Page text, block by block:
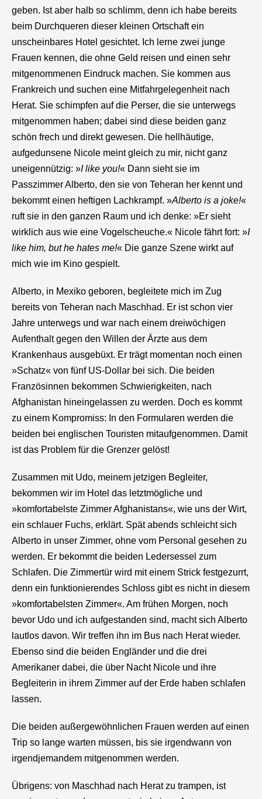
geben. Ist aber halb so schlimm, denn ich habe bereits
beim Durchqueren dieser kleinen Ortschaft ein
unscheinbares Hotel gesichtet. Ich lerne zwei junge
Frauen kennen, die ohne Geld reisen und einen sehr
mitgenommenen Eindruck machen. Sie kommen aus
Frankreich und suchen eine Mitfahrgelegenheit nach
Herat. Sie schimpfen auf die Perser, die sie unterwegs
mitgenommen haben; dabei sind diese beiden ganz
schön frech und direkt gewesen. Die hellhäutige,
aufgedunsene Nicole meint gleich zu mir, nicht ganz
uneigennützig: »I like you!« Dann sieht sie im
Passzimmer Alberto, den sie von Teheran her kennt und
bekommt einen heftigen Lachkrampf. »Alberto is a joke!«
ruft sie in den ganzen Raum und ich denke: »Er sieht
wirklich aus wie eine Vogelscheuche.« Nicole fährt fort: »I
like him, but he hates me!« Die ganze Szene wirkt auf
mich wie im Kino gespielt.
Alberto, in Mexiko geboren, begleitete mich im Zug
bereits von Teheran nach Maschhad. Er ist schon vier
Jahre unterwegs und war nach einem dreiwöchigen
Aufenthalt gegen den Willen der Ärzte aus dem
Krankenhaus ausgebüxt. Er trägt momentan noch einen
»Schatz« von fünf US-Dollar bei sich. Die beiden
Französinnen bekommen Schwierigkeiten, nach
Afghanistan hineingelassen zu werden. Doch es kommt
zu einem Kompromiss: In den Formularen werden die
beiden bei englischen Touristen mitaufgenommen. Damit
ist das Problem für die Grenzer gelöst!
Zusammen mit Udo, meinem jetzigen Begleiter,
bekommen wir im Hotel das letztmögliche und
»komfortabelste Zimmer Afghanistans«, wie uns der Wirt,
ein schlauer Fuchs, erklärt. Spät abends schleicht sich
Alberto in unser Zimmer, ohne vom Personal gesehen zu
werden. Er bekommt die beiden Ledersessel zum
Schlafen. Die Zimmertür wird mit einem Strick festgezurrt,
denn ein funktionierendes Schloss gibt es nicht in diesem
»komfortabelsten Zimmer«. Am frühen Morgen, noch
bevor Udo und ich aufgestanden sind, macht sich Alberto
lautlos davon. Wir treffen ihn im Bus nach Herat wieder.
Ebenso sind die beiden Engländer und die drei
Amerikaner dabei, die über Nacht Nicole und ihre
Begleiterin in ihrem Zimmer auf der Erde haben schlafen
lassen.
Die beiden außergewöhnlichen Frauen werden auf einen
Trip so lange warten müssen, bis sie irgendwann von
irgendjemandem mitgenommen werden.
Übrigens: von Maschhad nach Herat zu trampen, ist